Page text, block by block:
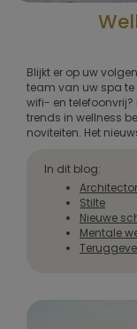
Blijkt er op uw
team van uw spa te
wifi- en telefoonvrij?
trends in wellness
noviteiten. Het
In dit blog:
Stilte
Nieuwe
Mentale